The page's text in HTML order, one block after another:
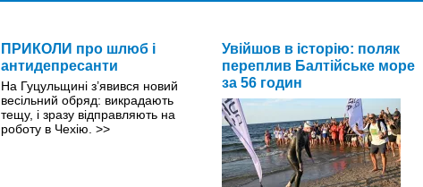
ПРИКОЛИ про шлюб і
антидепресанти
На Гуцульщині з’явився новий
весільний обряд: викрадають
тещу, і зразу відправляють на
роботу в Чехію. >>
Увійшов в історію: поляк
переплив Балтійське море
за 56 годин